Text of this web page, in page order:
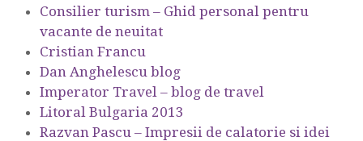
Consilier turism – Ghid personal pentru
vacante de neuitat
Cristian Francu
Dan Anghelescu blog
Imperator Travel – blog de travel
Litoral Bulgaria 2013
Razvan Pascu – Impresii de calatorie si idei